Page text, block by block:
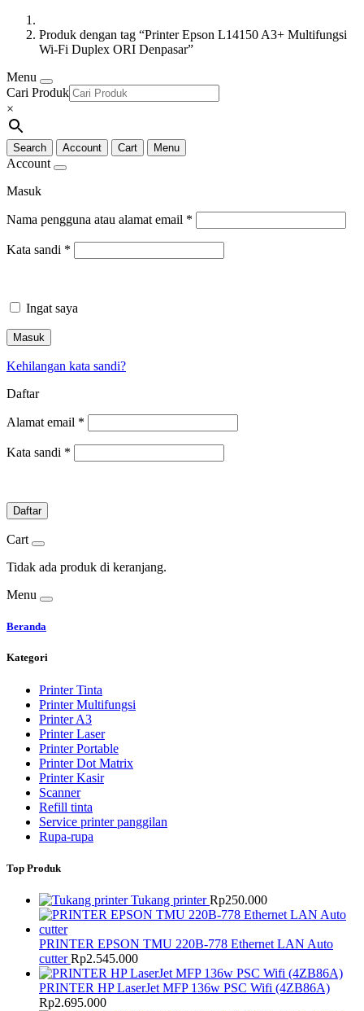
Produk dengan tag “Printer Epson L14150 A3+ Multifungsi
Wi-Fi Duplex ORI Denpasar”
Menu
Cari Produk
×
Search Account Cart Menu
Account
Masuk
Nama pengguna atau alamat email *
Kata sandi *
Ingat saya
Masuk
Kehilangan kata sandi?
Daftar
Alamat email *
Kata sandi *
Daftar
Cart
Tidak ada produk di keranjang.
Menu
Beranda
Kategori
Printer Tinta
Printer Multifungsi
Printer A3
Printer Laser
Printer Portable
Printer Dot Matrix
Printer Kasir
Scanner
Refill tinta
Service printer panggilan
Rupa-rupa
Top Produk
Tukang printer Rp250.000
PRINTER EPSON TMU 220B-778 Ethernet LAN Auto
cutter Rp2.545.000
PRINTER HP LaserJet MFP 136w PSC Wifi (4ZB86A)
Rp2.695.000